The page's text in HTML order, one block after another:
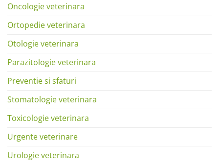
Oncologie veterinara
Ortopedie veterinara
Otologie veterinara
Parazitologie veterinara
Preventie si sfaturi
Stomatologie veterinara
Toxicologie veterinara
Urgente veterinare
Urologie veterinara